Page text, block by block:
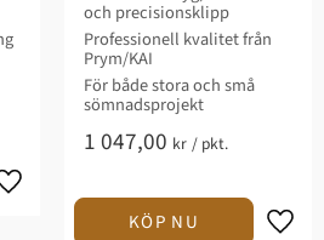
och precisionsklipp
Professionell kvalitet från
Prym/KAI
För både stora och små
sömnadsprojekt
1 047,00 kr / pkt.